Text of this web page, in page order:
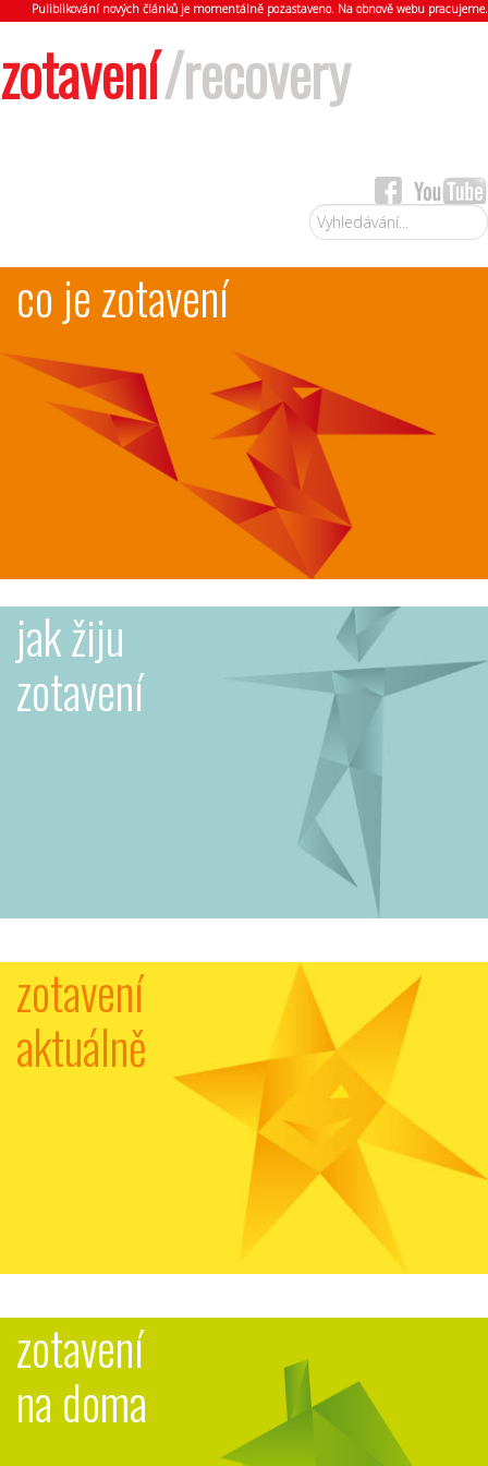
Puliblikování nových článků je momentálně pozastaveno. Na obnově webu pracujeme.
zotavení/recovery
Vyhledávání...
co je zotavení
jak žiju
zotavení
zotavení
aktuálně
zotavení
na doma